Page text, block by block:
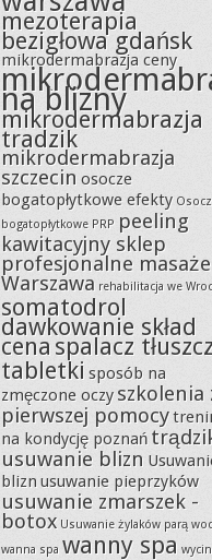
mezoterapia
bezigłowa gdańsk
mikrodermabrazja ceny
na blizny
mikrodermabrazja
tradzik
mikrodermabrazja
szczecin osocze
bogatopłytkowe efekty
bogatopłytkowe PRP peeling
kawitacyjny sklep
profesjonalne masaże
Warszawa rehabilitacja we
somatodrol
dawkowanie skład
cenaspalacz
tabletki sposób na
zmęczone oczy szkolenia
pierwszej pomocy
na kondycję poznań
usuwanie blizn
blizn usuwanie pieprzyków
usuwanie zmarszek -
botox Usuwanie żylaków parą
wanna spa wanny spa